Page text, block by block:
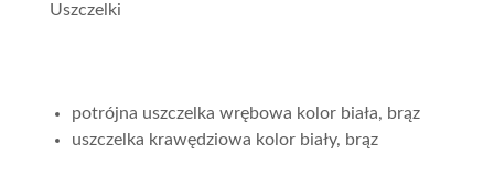
Uszczelki
potrójna uszczelka wrębowa kolor biała, brąz
uszczelka krawędziowa kolor biały, brąz